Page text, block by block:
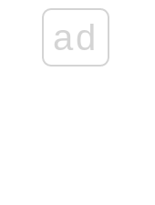
ad